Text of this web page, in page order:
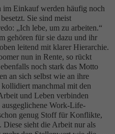
im Einkauf werden häufig noch
Sie sind meist
„Ich lebe, um zu arbeiten.“
gehören für sie dazu und ihr
leitend mit klarer Hierarchie.
nun in Rente, so rückt
noch stark das Motto
an sich selbst wie an ihre
manchmal mit den
und Leben verbinden
ausgeglichene Work-Life-
genug Stoff für Konflikte,
sieht die Arbeit nur als